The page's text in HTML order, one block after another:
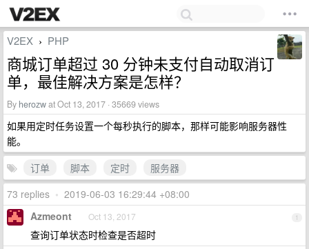
V2EX › PHP
商城订单超过 30 分钟未支付自动取消订
单，最佳解决方案是怎样？
By herozwat Oct 13, 2017 · 35669 views
如果用定时任务设置一个每秒执行的脚本，那样可能影响服务器性
能。
订单
脚本 定时
服务器
73 replies • 2019-06-03 16:29:44 +08:00
1
Azmeont Oct 13, 2017
查询订单状态时检查是否超时